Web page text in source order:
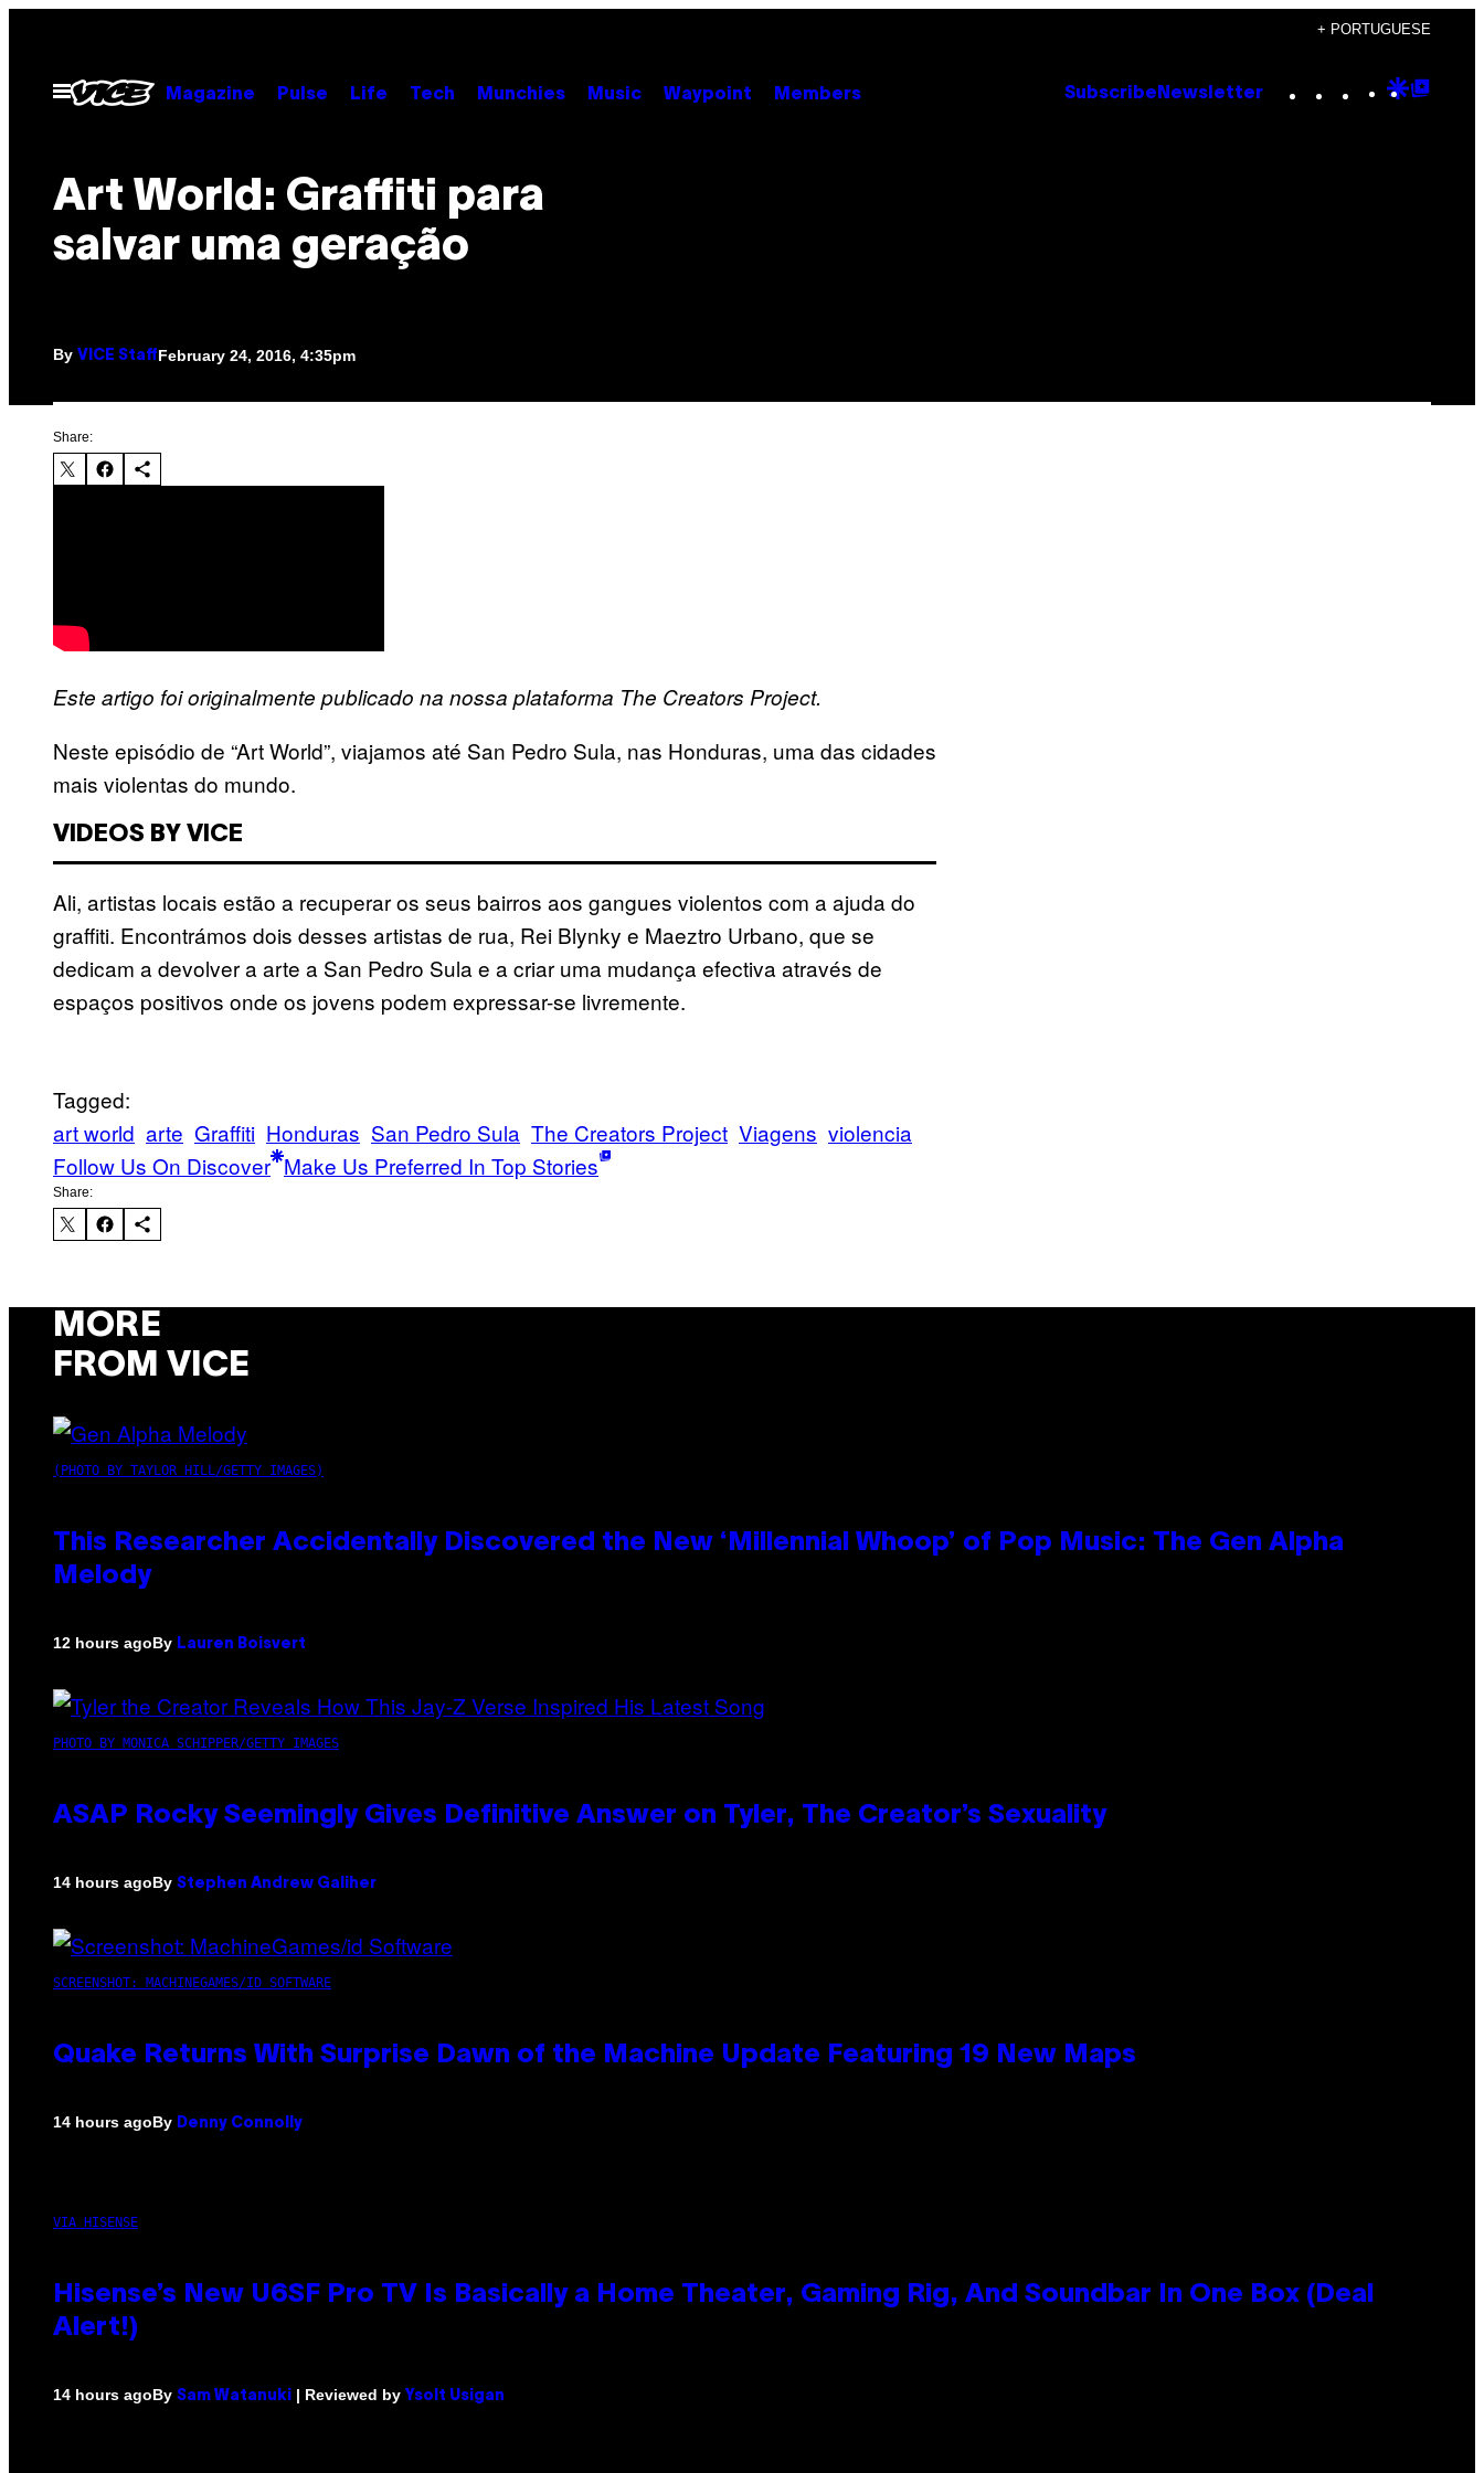
content
+ PORTUGUESE
Open
Menu
Magazine Pulse Life Tech Munchies Music Waypoint Members Subscribe Newsletter Instagram
TikTok
YouTube
Google
​Art World: Graffiti para
salvar uma geração
By VICE StaffFebruary 24, 2016, 4:35pm
Share:
Este artigo foi originalmente publicado na nossa plataforma The Creators Project.
Neste episódio de “Art World”, viajamos até San Pedro Sula, nas Honduras, uma das cidades
mais violentas do mundo.
VIDEOS BY VICE
Ali, artistas locais estão a recuperar os seus bairros aos gangues violentos com a ajuda do
graffiti. Encontrámos dois desses artistas de rua, Rei Blynky e Maeztro Urbano, que se
dedicam a devolver a arte a San Pedro Sula e a criar uma mudança efectiva através de
espaços positivos onde os jovens podem expressar-se livremente.
Tagged:
art world arte Graffiti Honduras San Pedro Sula The Creators Project Viagens violencia
Follow Us On Discover Make Us Preferred In Top Stories
Share:
MORE
FROM VICE
(PHOTO BY TAYLOR HILL/GETTY IMAGES)
This Researcher Accidentally Discovered the New ‘Millennial Whoop’ of Pop Music: The Gen Alpha
Melody
12 hours agoBy Lauren Boisvert
PHOTO BY MONICA SCHIPPER/GETTY IMAGES
ASAP Rocky Seemingly Gives Definitive Answer on Tyler, The Creator’s Sexuality
14 hours agoBy Stephen Andrew Galiher
SCREENSHOT: MACHINEGAMES/ID SOFTWARE
Quake Returns With Surprise Dawn of the Machine Update Featuring 19 New Maps
14 hours agoBy Denny Connolly
VIA HISENSE
Hisense’s New U6SF Pro TV Is Basically a Home Theater, Gaming Rig, And Soundbar In One Box (Deal
Alert!)
14 hours agoBy Sam Watanuki | Reviewed by Ysolt Usigan